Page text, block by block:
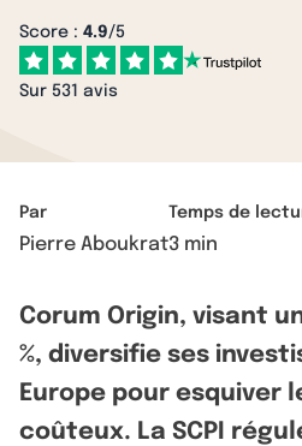
Score : 4.9/5
Sur 531 avis
Par
Pierre Aboukrat
Temps de
3 min
Corum Origin, visant
%, diversifie ses
Europe pour esquiver
coûteux. La SCPI